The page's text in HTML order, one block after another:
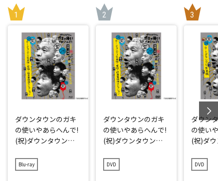
ダウンタウンのガキ
の使いやあらへんで!
(祝)ダウンタウン結
初回限定永久保存版
(28)(愛)D-1グランプ
Blu-ray
ダウンタウンのガキ
の使いやあらへんで!
(祝)ダウンタウン結
回限定永久保存版(2
8)(愛)D-1グランプリ
DVD
ダウン
の使い
(祝)ダ
久保存
グラン
DVD